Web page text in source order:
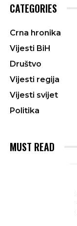
CATEGORIES
Crna hronika
Vijesti BiH
Društvo
Vijesti regija
Vijesti svijet
Politika
MUST READ